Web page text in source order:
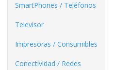
SmartPhones / Teléfonos
Televisor
Impresoras / Consumibles
Conectividad / Redes